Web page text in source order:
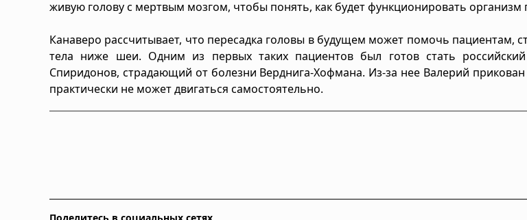
живую голову с мертвым мозгом, чтобы понять, как будет функционировать организм
Канаверо рассчитывает, что пересадка головы в будущем может помочь пациентам,
тела ниже шеи. Одним из первых таких пациентов был готов стать
Спиридонов, страдающий от болезни Верднига-Хофмана. Из-за нее Валерий прикован
практически не может двигаться самостоятельно.